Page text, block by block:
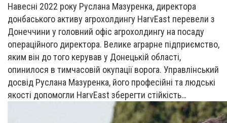
Навесні 2022 року Руслана Мазуренка, директора
донбаського активу агрохолдингу HarvEast перевели з
Донеччини у головний офіс агрохолдингу на посаду
операційного директора. Велике аграрне підприємство,
яким він до того керував у Донецькій області,
опинилося в тимчасовій окупації ворога. Управлінський
досвід Руслана Мазуренка, його професійні та людські
якості допомогли HarvEast зберегти стійкість…